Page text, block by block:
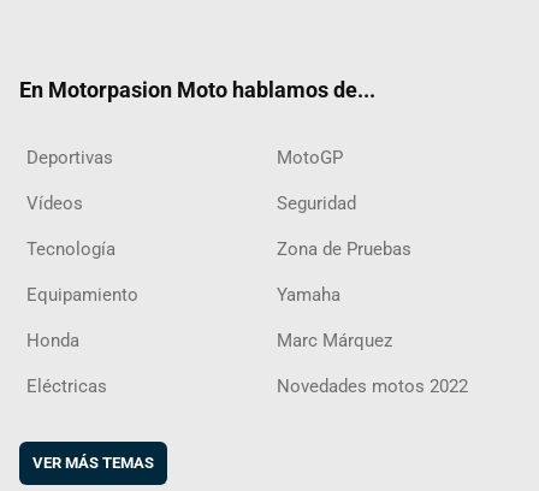
En Motorpasion Moto hablamos de...
Deportivas MotoGP
Vídeos Seguridad
Tecnología Zona de Pruebas
Equipamiento Yamaha
Honda Marc Márquez
Eléctricas Novedades motos 2022
VER MÁS TEMAS